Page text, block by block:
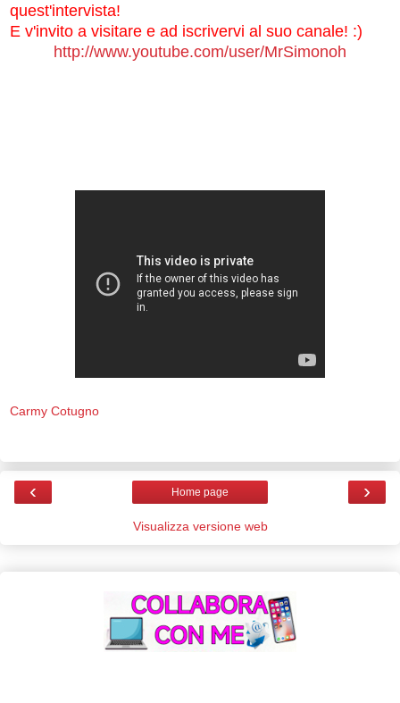
quest'intervista!
E v'invito a visitare e ad iscrivervi al suo canale! :)
http://www.youtube.com/user/MrSimonoh
Carmy Cotugno
‹ ›
Home page
Visualizza versione web